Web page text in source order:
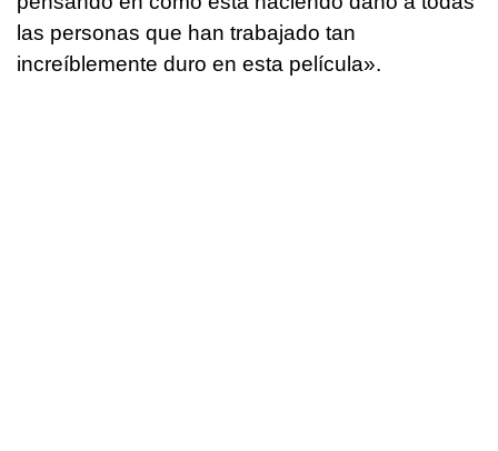
las personas que han trabajado tan
increíblemente duro en esta película».